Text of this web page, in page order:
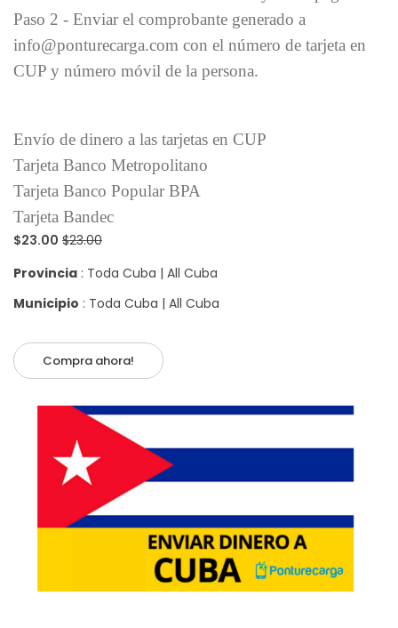
Paso 2 - Enviar el comprobante generado a
info@ponturecarga.com con el número de tarjeta en
CUP y número móvil de la persona.
Envío de dinero a las tarjetas en CUP
Tarjeta Banco Metropolitano
Tarjeta Banco Popular BPA
Tarjeta Bandec
$23.00 $23.00
Provincia : Toda Cuba | All Cuba
Municipio : Toda Cuba | All Cuba
Compra ahora!